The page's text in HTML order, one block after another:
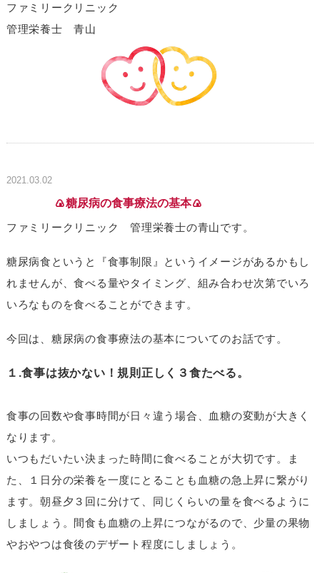
ファミリークリニック
管理栄養士 青山
2021.03.02
🍙糖尿病の食事療法の基本🍙
ファミリークリニック 管理栄養士の青山です。
糖尿病食というと『食事制限』というイメージがあるかもし
れませんが、食べる量やタイミング、組み合わせ次第でいろ
いろなものを食べることができます。
今回は、糖尿病の食事療法の基本についてのお話です。
１.食事は抜かない！規則正しく３食たべる。
食事の回数や食事時間が日々違う場合、血糖の変動が大きく
なります。
いつもだいたい決まった時間に食べることが大切です。ま
た、１日分の栄養を一度にとることも血糖の急上昇に繋がり
ます。朝昼夕３回に分けて、同じくらいの量を食べるように
しましょう。間食も血糖の上昇につながるので、少量の果物
やおやつは食後のデザート程度にしましょう。